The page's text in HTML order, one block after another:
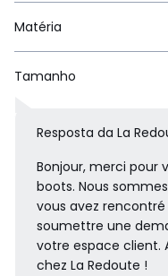
Matéria
Tamanho
Resposta da La
Bonjour, merci pour
boots. Nous
vous avez
soumettre une
votre espace client.
chez La Redoute !